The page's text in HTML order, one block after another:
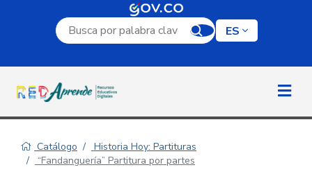
Campo de búsqueda por palabra clave
ES
Catálogo
Historia Hoy: Partituras
“Fandanguería” Partitura por partes